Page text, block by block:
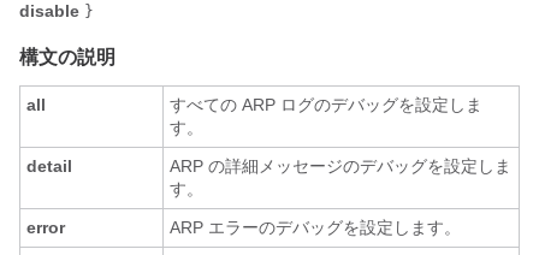
disable }
構文の説明
all
すべての ARP ログのデバッグを設定しま
す。
detail
ARP の詳細メッセージのデバッグを設定しま
す。
error
ARP エラーのデバッグを設定します。